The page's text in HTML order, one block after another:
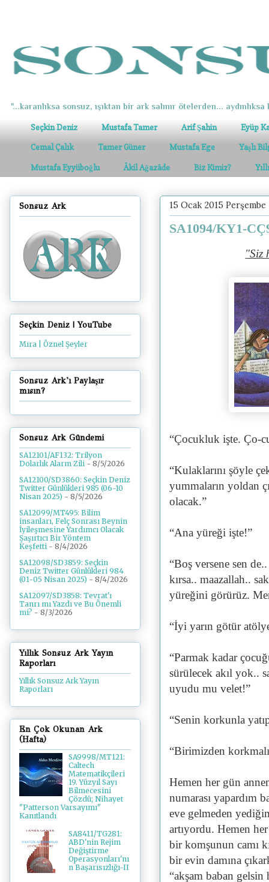
"...karanlıksa sonsuz, ışıktan bir ark salınır ötelerden... aydınlıksa
Seçkin Deniz Mustafa Tamer Arif Şahin Eyüp
Cemal Çalık Tamer Güner Mustafa Ege Yaşlı
Mustafa Eyyüboğlu Âkil Ağazâde Biz Kimiz?
15 Ocak 2015 Perşembe
SA1094/KY1-
"Siz
“Çocukluk işte. Ço-
“Kulaklarını şöyle
yummaların yoldan
olacak.”
“Ana yüreği işte!”
“Boş versene sen
kırsa.. maazallah..
yüreğini görürüz.
“İyi yarın götür
“Parmak kadar
sürülecek akıl yok..
uyudu mu velet!”
“Senin korkunla
“Birimizden
Hemen her gün
numarası yapardım
eve gelmeden
artıyordu. Hemen
bir komşunun camı
bir evin damına
“akşam baban
Sonsuz Ark
Seçkin Deniz | YouTube
Mıra | Öznel Şeyler
Sonsuz Ark'ı Paylaşır
mısın?
Sonsuz Ark Gündemi
SA12101/AF132: Trilyon
Dolarlık Alarm Zili - 8/5/2026
SA12100/SD3860: Seçkin Deniz
Twitter Günlükleri 985 (06-10
Nisan 2025) - 8/5/2026
SA12099/MT495: Bilim
insanları, Felç Sonrası Beynin
İyileşmesine Yardımcı Olacak
Şaşırtıcı Bir Yöntem
Keşfetti - 8/4/2026
SA12098/SD3859: Seçkin
Deniz Twitter Günlükleri 984
(01-05 Nisan 2025) - 8/4/2026
SA12097/SD3858: Tevrat'ı
Tanrı mı Yazdı ve Bu Önemli
mi? - 8/3/2026
Yıllık Sonsuz Ark Yayın
Raporları
Yıllık Sonsuz Ark Yayın
Raporları
En Çok Okunan Ark
(Hafta)
SA9998/MT121:
Caltech
Matematikçileri
19. Yüzyıl Sayı
Bilmecesini
Çözdü; Nihayet
"Patterson Varsayımı"
Kanıtlandı
SA8411/TG281:
ABD'nin Rejim
Değiştirme
Operasyonları'nı
n Başarısızlığı-II